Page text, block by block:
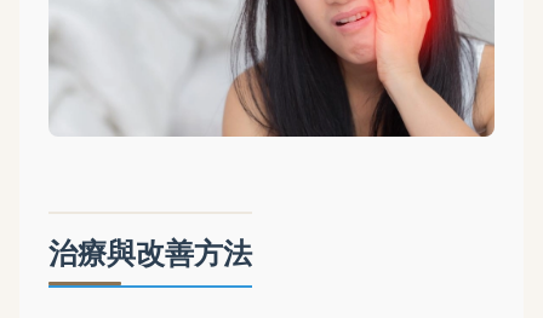
治療與改善方法